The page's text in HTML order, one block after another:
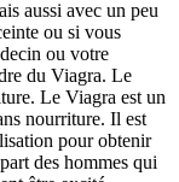
aussi avec un peu
ou si vous
ou votre
du Viagra. Le
Le Viagra est un
nourriture. Il est
pour obtenir
des hommes qui